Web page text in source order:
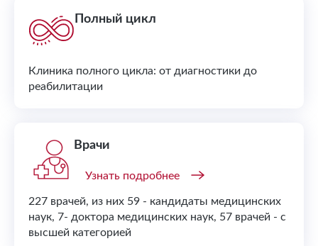
Полный цикл
Клиника полного цикла: от диагностики до
реабилитации
Врачи
227 врачей, из них 59 - кандидаты медицинских
наук, 7- доктора медицинских наук, 57 врачей - с
высшей категорией
Узнать подробнее